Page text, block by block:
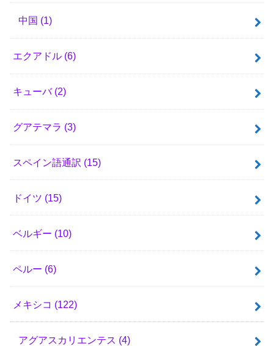
中国 (1)
エクアドル (6)
キューバ (2)
グアテマラ (3)
スペイン語通訳 (15)
ドイツ (15)
ベルギー (10)
ペルー (6)
メキシコ (122)
アグアスカリエンテス (4)